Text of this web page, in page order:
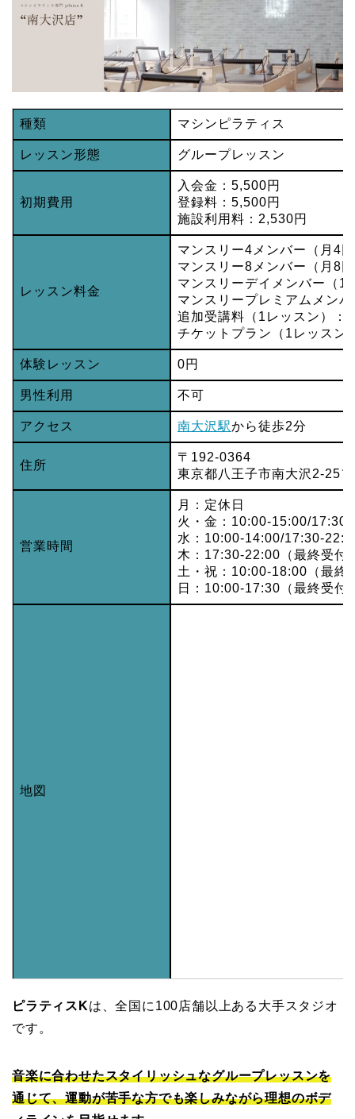
種類 マシンピラティス
レッスン形態 グループレッスン
初期費用
入会金：5,500円
登録料：5,500円
施設利用料：2,530円
レッスン料金
マンスリー4メンバー（月4
マンスリー8メンバー（月8
マンスリーデイメンバー（
マンスリープレミアムメン
追加受講料（1レッスン）：
チケットプラン（1レッスン
体験レッスン 0円
男性利用 不可
アクセス 南大沢駅から徒歩2分
住所
〒192-0364
東京都八王子市南大沢2-25
営業時間
月：定休日
火・金：10:00-15:00/
水：10:00-14:00/17:30-
木：17:30-22:00（最終受付
土・祝：10:00-18:00（最終
日：10:00-17:30（最終受付
地図
ピラティスKは、全国に100店舗以上ある大手スタジオ
です。
音楽に合わせたスタイリッシュなグループレッスンを
通じて、運動が苦手な方でも楽しみながら理想のボデ